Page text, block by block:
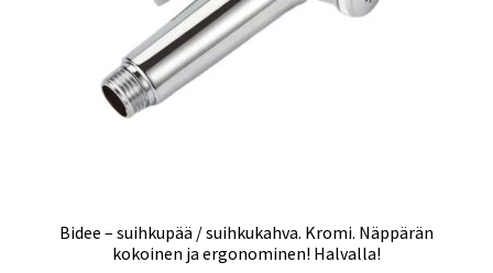
Bidee – suihkupää / suihkukahva. Kromi. Näppärän
kokoinen ja ergonominen! Halvalla!